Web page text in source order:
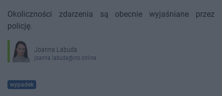
Okoliczności zdarzenia są obecnie wyjaśniane przez
policję.
Joanna Labuda
joanna.labuda@ino.online
wypadek